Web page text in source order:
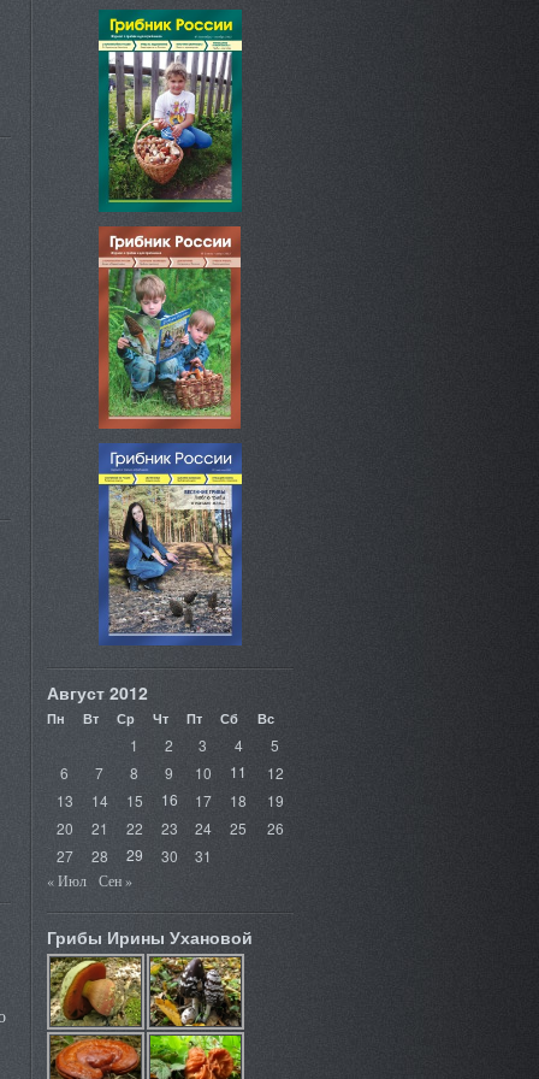
Август 2012
Пн Вт Ср Чт Пт Сб Вс
1 2 3 4
5
6
7 8 9 10 11
12
13
14 15 16 17 18
19
20
21 22 23 24 25
26
27
28 29 30 31
« Июл Сен »
Грибы Ирины Ухановой